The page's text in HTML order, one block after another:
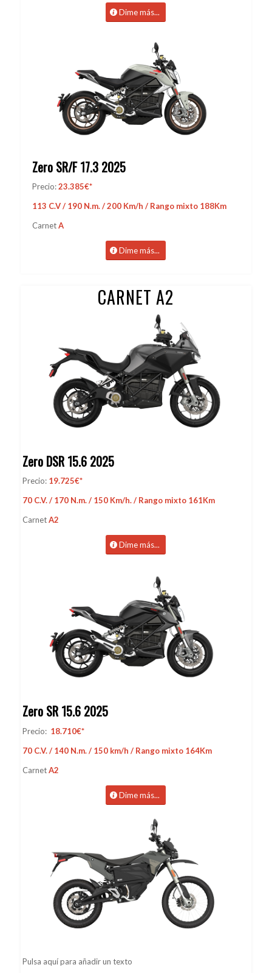
Dime más...
Zero SR/F 17.3 2025
Precio:23.385€*
113 C.V / 190 N.m. / 200 Km/h / Rango mixto 188Km
CarnetA
Dime más...
CARNET A2
Zero DSR 15.6 2025
Precio: 19.725€*
70 C.V. / 170 N.m. / 150 Km/h. / Rango mixto 161Km
CarnetA2
Dime más...
Zero SR 15.6 2025
Precio: 18.710€*
70 C.V. / 140 N.m. / 150 km/h / Rango mixto 164Km
CarnetA2
Dime más...
Pulsa aquí para añadir un texto